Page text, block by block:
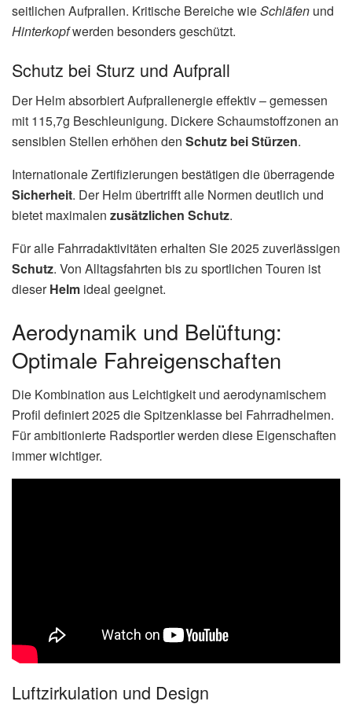
seitlichen Aufprallen. Kritische Bereiche wieSchläfen und
Hinterkopfwerden besonders geschützt.
Schutz bei Sturz und Aufprall
Der Helm absorbiert Aufprallenergie effektiv – gemessen
mit 115,7g Beschleunigung. Dickere Schaumstoffzonen an
sensiblen Stellen erhöhen den Schutz bei Stürzen.
Internationale Zertifizierungen bestätigen die überragende
Sicherheit. Der Helm übertrifft alle Normen deutlich und
bietet maximalen zusätzlichen Schutz.
Für alle Fahrradaktivitäten erhalten Sie 2025 zuverlässigen
Schutz. Von Alltagsfahrten bis zu sportlichen Touren ist
dieserHelm ideal geeignet.
Aerodynamik und Belüftung:
Optimale Fahreigenschaften
Die Kombination aus Leichtigkeit und aerodynamischem
Profil definiert 2025 die Spitzenklasse bei Fahrradhelmen.
Für ambitionierte Radsportler werden diese Eigenschaften
immer wichtiger.
Luftzirkulation und Design